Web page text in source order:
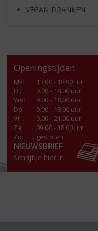
VEGAN DRANKEN
Openingstijden
Ma:
13.00 - 18.00 uur
Di:
9.00 - 18.00 uur
Wo:
9.00 - 18.00 uur
Do:
9.00 - 18.00 uur
Vr:
9.00 - 21.00 uur
Za:
09.00 - 18.00 uur
Zo:
gesloten
NIEUWSBRIEF
Schrijf je hier in